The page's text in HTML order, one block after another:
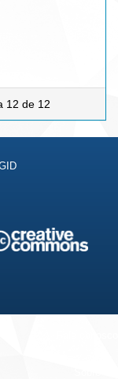
12 de 12